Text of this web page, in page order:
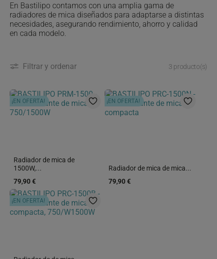
En Bastilipo contamos con una amplia gama de
radiadores de mica diseñados para adaptarse a distintas
necesidades, asegurando rendimiento, ahorro y calidad
en cada modelo.
Filtrar y ordenar 3 producto(s)
Radiador de mica de
1500W,...
79,90 €
¡EN OFERTA!
Radiador de mica de mica...
79,90 €
¡EN OFERTA!
¡EN OFERTA!